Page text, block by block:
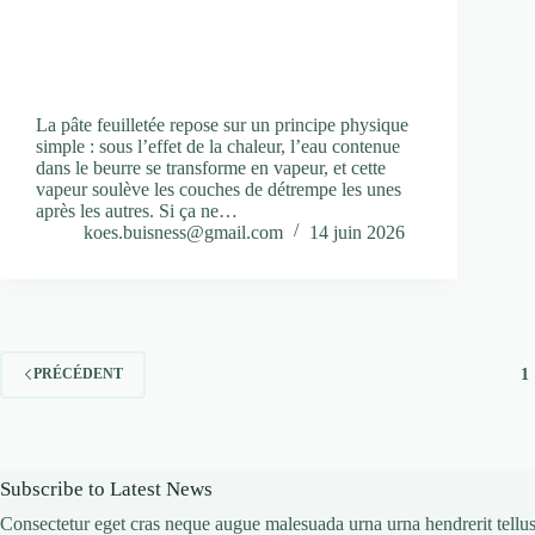
La pâte feuilletée repose sur un principe physique
simple : sous l’effet de la chaleur, l’eau contenue
dans le beurre se transforme en vapeur, et cette
vapeur soulève les couches de détrempe les unes
après les autres. Si ça ne…
koes.buisness@gmail.com
14 juin 2026
PRÉCÉDENT 1
Subscribe to Latest News
Consectetur eget cras neque augue malesuada urna urna hendrerit